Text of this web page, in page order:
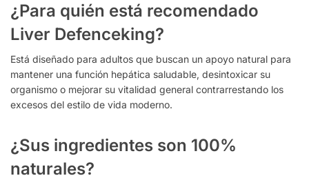
¿Para quién está recomendado
Liver Defenceking?
Está diseñado para adultos que buscan un apoyo natural para
mantener una función hepática saludable, desintoxicar su
organismo o mejorar su vitalidad general contrarrestando los
excesos del estilo de vida moderno.
¿Sus ingredientes son 100%
naturales?